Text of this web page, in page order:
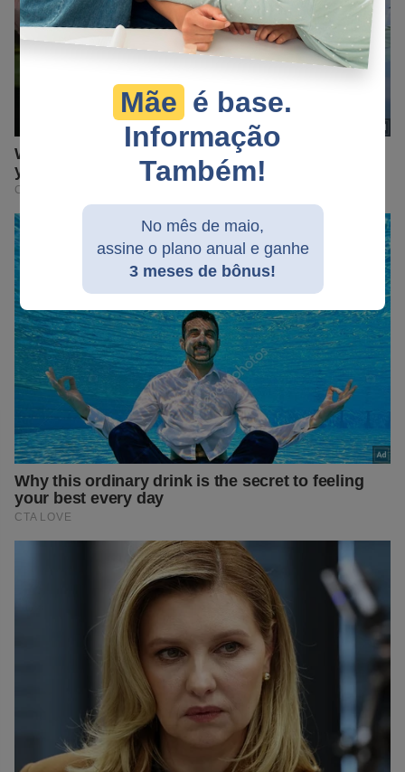
Mãe é base.
Informação
Também!
No mês de maio,
assine o plano anual e ganhe
3 meses de bônus!